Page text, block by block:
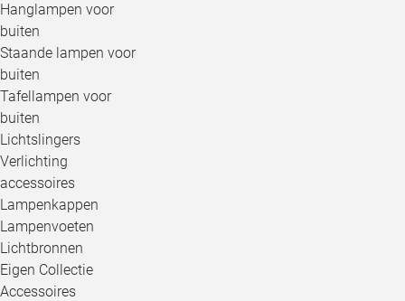
Hanglampen voor
buiten
Staande lampen voor
buiten
Tafellampen voor
buiten
Lichtslingers
Verlichting
accessoires
Lampenkappen
Lampenvoeten
Lichtbronnen
Eigen Collectie
Accessoires